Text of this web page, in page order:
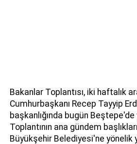
Bakanlar Toplantısı, iki haftalık
Cumhurbaşkanı Recep Tayyip
başkanlığında bugün Beştepe'de
Toplantının ana gündem
Büyükşehir Belediyesi'ne yönelik